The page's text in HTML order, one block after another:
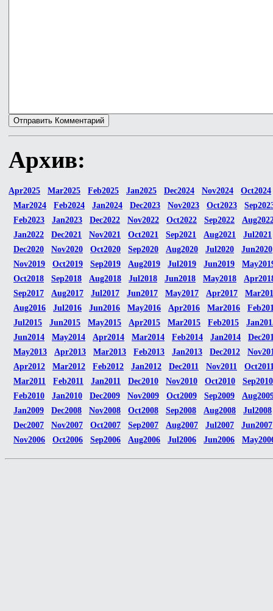
Архив:
Apr2025 Mar2025 Feb2025 Jan2025 Dec2024 Nov2024
Oct2024
Mar2024
Feb2024 Jan2024 Dec2023 Nov2023 Oct2023
Feb2023
Jan2023 Dec2022 Nov2022 Oct2022 Sep2022
Jan2022
Dec2021 Nov2021 Oct2021 Sep2021 Aug2021
Jul2021
Dec2020
Nov2020 Oct2020 Sep2020 Aug2020 Jul2020
Jun2020
Nov2019
Oct2019 Sep2019 Aug2019 Jul2019 Jun2019
Oct2018
Sep2018 Aug2018 Jul2018 Jun2018 May2018
Sep2017
Aug2017 Jul2017 Jun2017 May2017 Apr2017
Aug2016
Jul2016 Jun2016 May2016 Apr2016 Mar2016
Jul2015
Jun2015 May2015 Apr2015 Mar2015 Feb2015
Jun2014
May2014 Apr2014 Mar2014 Feb2014 Jan2014
May2013
Apr2013 Mar2013 Feb2013 Jan2013 Dec2012
Apr2012
Mar2012 Feb2012 Jan2012 Dec2011 Nov2011
Mar2011
Feb2011 Jan2011 Dec2010 Nov2010 Oct2010
Sep2010
Feb2010
Jan2010 Dec2009 Nov2009 Oct2009 Sep2009
Jan2009
Dec2008 Nov2008 Oct2008 Sep2008 Aug2008
Jul2008
Dec2007
Nov2007 Oct2007 Sep2007 Aug2007 Jul2007
Jun2007
Nov2006
Oct2006 Sep2006 Aug2006 Jul2006 Jun2006